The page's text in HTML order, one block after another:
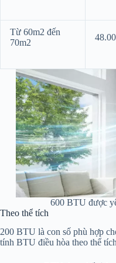
Từ 60m2 đến
70m2
600 BTU được
Theo thể tích
200 BTU là con số phù hợp
tính BTU điều hòa theo thể